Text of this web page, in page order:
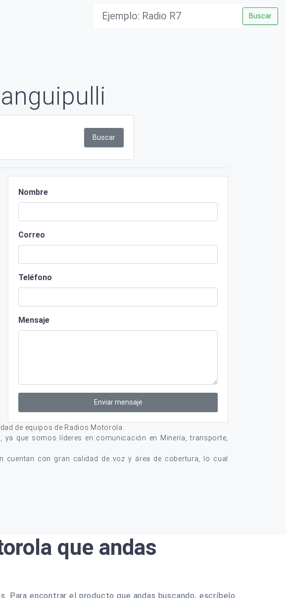
Buscar
Buscar
Nombre
Correo
Teléfono
Mensaje
Enviar mensaje
de equipos de Radios Motorola.
que somos líderes en comunicación en Minería, transporte,
con gran calidad de voz y área de cobertura, lo cual
que andas
Para encontrar el producto que andas buscando, escríbelo